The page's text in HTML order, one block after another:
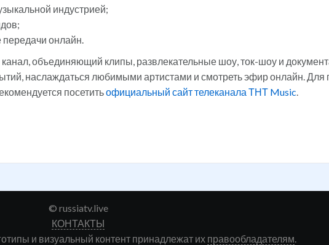
индустрией;
передачи онлайн.
объединяющий клипы, развлекательные шоу, ток-шоу и
наслаждаться любимыми артистами и смотреть эфир онлайн. Для
посетитьофициальный сайт телеканала ТНТ Music.
© russiatv.live
КОНТАКТЫ
и визуальный контент принадлежат их правообладателям.